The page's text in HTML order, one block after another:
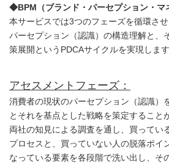
◆BPM（ブランド・パーセプション・マ
本サービスでは3つのフェーズを循環さ
パーセプション（認識）の構造理解と、
策展開というPDCAサイクルを実現します
アセスメントフェーズ：
消費者の現状のパーセプション（認識）
とそれを基点とした戦略を策定すること
両社の知見による調査を通し、買ってい
プロセスと、買っていない人の脱落ポイ
なっている要素を各段階で洗い出し、そ